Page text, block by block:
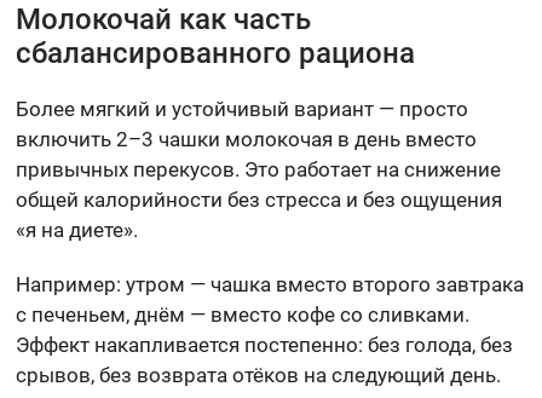
Молокочай как часть
сбалансированного рациона
Более мягкий и устойчивый вариант — просто
включить 2–3 чашки молокочая в день вместо
привычных перекусов. Это работает на снижение
общей калорийности без стресса и без ощущения
«я на диете».
Например: утром — чашка вместо второго завтрака
с печеньем, днём — вместо кофе со сливками.
Эффект накапливается постепенно: без голода, без
срывов, без возврата отёков на следующий день.